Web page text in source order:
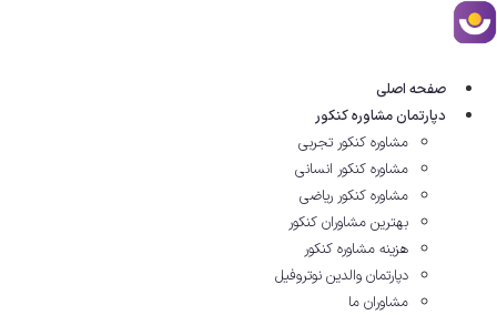
پرش
به
صفحه اصلی
دپارتمان مشاوره کنکور
مشاوره کنکور تجربی
مشاوره کنکور انسانی
مشاوره کنکور ریاضی
بهترین مشاوران کنکور
هزینه مشاوره کنکور
دپارتمان والدین نوتروفیل
مشاوران ما